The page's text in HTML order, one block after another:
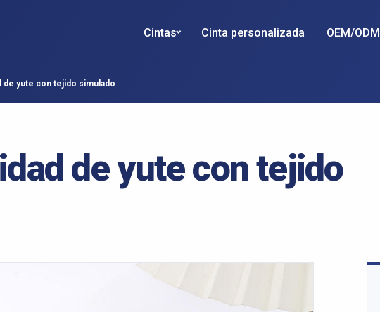
Cintas Cinta personalizada OEM/ODM
de yute con tejido simulado
de yute con tejido